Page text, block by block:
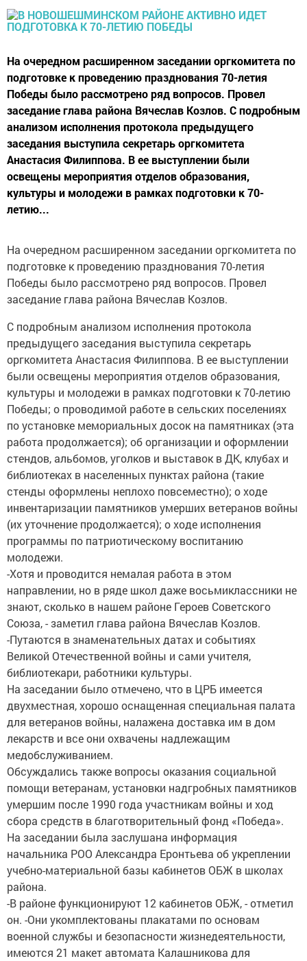
На очередном расширенном заседании оргкомитета по
подготовке к проведению празднования 70-летия
Победы было рассмотрено ряд вопросов. Провел
заседание глава района Вячеслав Козлов. С подробным
анализом исполнения протокола предыдущего
заседания выступила секретарь оргкомитета
Анастасия Филиппова. В ее выступлении были
освещены мероприятия отделов образования,
культуры и молодежи в рамках подготовки к 70-
летию...
На очередном расширенном заседании оргкомитета по
подготовке к проведению празднования 70-летия
Победы было рассмотрено ряд вопросов. Провел
заседание глава района Вячеслав Козлов.
С подробным анализом исполнения протокола
предыдущего заседания выступила секретарь
оргкомитета Анастасия Филиппова. В ее выступлении
были освещены мероприятия отделов образования,
культуры и молодежи в рамках подготовки к 70-летию
Победы; о проводимой работе в сельских поселениях
по установке мемориальных досок на памятниках (эта
работа продолжается); об организации и оформлении
стендов, альбомов, уголков и выставок в ДК, клубах и
библиотеках в населенных пунктах района (такие
стенды оформлены неплохо повсеместно); о ходе
инвентаризации памятников умерших ветеранов войны
(их уточнение продолжается); о ходе исполнения
программы по патриотическому воспитанию
молодежи.
-Хотя и проводится немалая работа в этом
направлении, но в ряде школ даже восьмиклассники не
знают, сколько в нашем районе Героев Советского
Союза, - заметил глава района Вячеслав Козлов.
-Путаются в знаменательных датах и событиях
Великой Отечественной войны и сами учителя,
библиотекари, работники культуры.
На заседании было отмечено, что в ЦРБ имеется
двухместная, хорошо оснащенная специальная палата
для ветеранов войны, налажена доставка им в дом
лекарств и все они охвачены надлежащим
медобслуживанием.
Обсуждались также вопросы оказания социальной
помощи ветеранам, установки надгробных памятников
умершим после 1990 года участникам войны и ход
сбора средств в благотворительный фонд «Победа».
На заседании была заслушана информация
начальника РОО Александра Еронтьева об укреплении
учебно-материальной базы кабинетов ОБЖ в школах
района.
-В районе функционируют 12 кабинетов ОБЖ, - отметил
он. -Они укомплектованы плакатами по основам
военной службы и безопасности жизнедеятельности,
имеются 21 макет автомата Калашникова для